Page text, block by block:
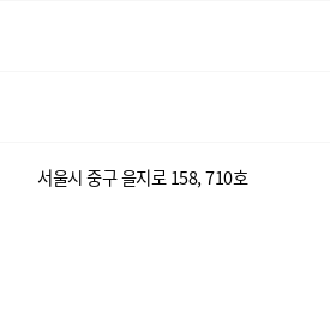
서울시 중구 을지로 158, 710호